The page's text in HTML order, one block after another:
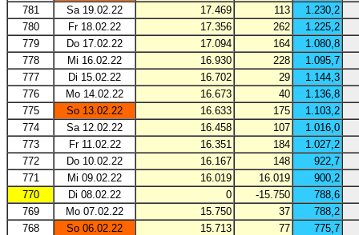
781
Sa 19.02.22 17.469 113
1.230,2
780
Fr 18.02.22 17.356 262
1.225,2
779
Do 17.02.22 17.094 164
1.080,8
778
Mi 16.02.22 16.930 228
1.095,7
777
Di 15.02.22 16.702 29
1.144,3
776
Mo 14.02.22 16.673 40
1.136,8
775
So 13.02.22 16.633 175
1.103,2
774
Sa 12.02.22 16.458 107
1.016,0
773
Fr 11.02.22 16.351 184
1.027,2
772
Do 10.02.22 16.167 148
922,7
771
Mi 09.02.22 16.019 16.019
900,2
770
Di 08.02.22 0 -15.750
788,6
769
Mo 07.02.22 15.750 37
788,2
768
So 06.02.22 15.713 77
775,7